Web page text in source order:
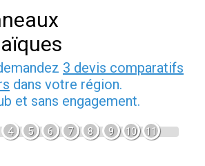
3 devis comparatifs
dans votre région.
et sans engagement.
4 5 6 7 8 9 10 11